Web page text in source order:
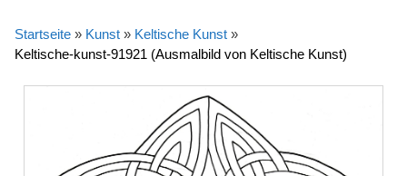
Startseite » Kunst » Keltische Kunst »
Keltische-kunst-91921 (Ausmalbild von Keltische Kunst)